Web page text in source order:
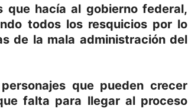
que hacía al gobierno federal,
todos los resquicios por lo
de la mala administración del
que pueden crecer
falta para llegar al proceso